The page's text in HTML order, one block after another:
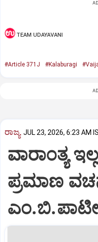
TEAM UDAYAVANI
#Article 371J #Kalaburagi
ರಾಜ್ಯ JUL 23, 2026, 6:23 AM
ವಾರಾಂತ್ಯ
ಪ್ರಮಾಣ